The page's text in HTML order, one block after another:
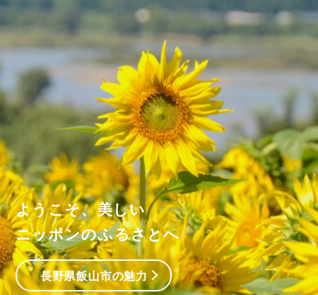
ようこそ、美しい
ニッポンのふるさとへ
長野県飯山市の魅力